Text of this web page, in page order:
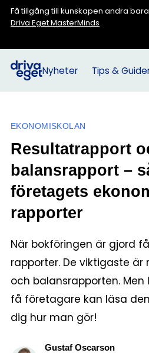
Få tillgång till kunskapen andra
Driva Eget MasterMinds
Nyheter Tips &
EKONOMISKOLAN
Resultatrapport
balansrapport –
företagets
rapporter
När bokföringen är gjord
rapporter. De viktigaste
och balansrapporten.
få företagare kan läsa
dig hur man gör!
Gustaf Oscarson